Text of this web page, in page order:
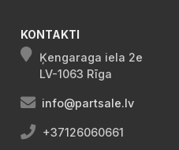
KONTAKTI
Ķengaraga iela 2e
LV-1063 Rīga
info@partsale.lv
+37126060661